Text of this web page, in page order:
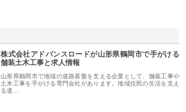
株式会社アドバンスロードが山形県鶴岡市で手がける
舗装土木工事と求人情報
山形県鶴岡市で地域の道路基盤を支える企業として、舗装工事や
土木工事を手がける専門会社があります。地域住民の生活を支え
る道…